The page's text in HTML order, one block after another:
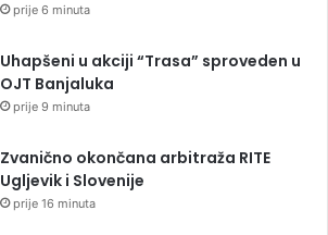
prije 6 minuta
Uhapšeni u akciji “Trasa” sproveden u
OJT Banjaluka
prije 9 minuta
Zvanično okončana arbitraža RITE
Ugljevik i Slovenije
prije 16 minuta